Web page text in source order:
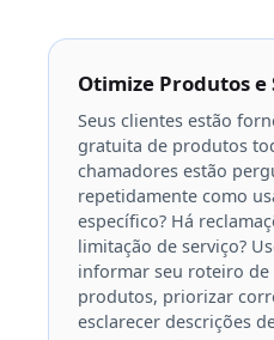
Otimize Produtos e
Seus clientes estão
gratuita de produtos
chamadores estão
repetidamente como
específico? Há
limitação de serviço?
informar seu roteiro
produtos, priorizar
esclarecer descrições